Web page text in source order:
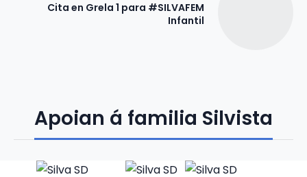
Cita en Grela 1 para #SILVAFEM
Infantil
Apoian á familia Silvista